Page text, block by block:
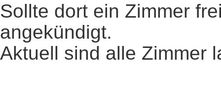
Sollte dort ein Zimmer
angekündigt.
Aktuell sind alle Zimmer